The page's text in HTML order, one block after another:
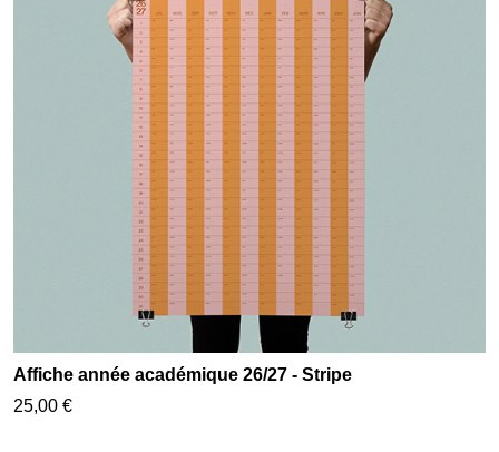
Affiche année académique 26/27 - Stripe
25,00 €